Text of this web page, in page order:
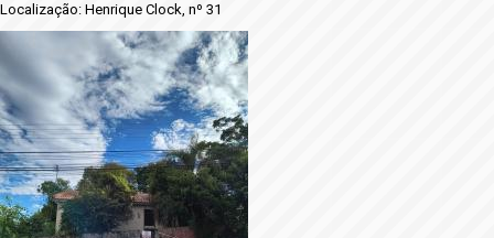
Localização: Henrique Clock, nº 31